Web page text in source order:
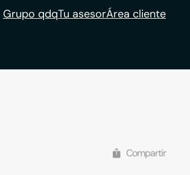
Grupo qdqTu asesorÁrea cliente
Compartir